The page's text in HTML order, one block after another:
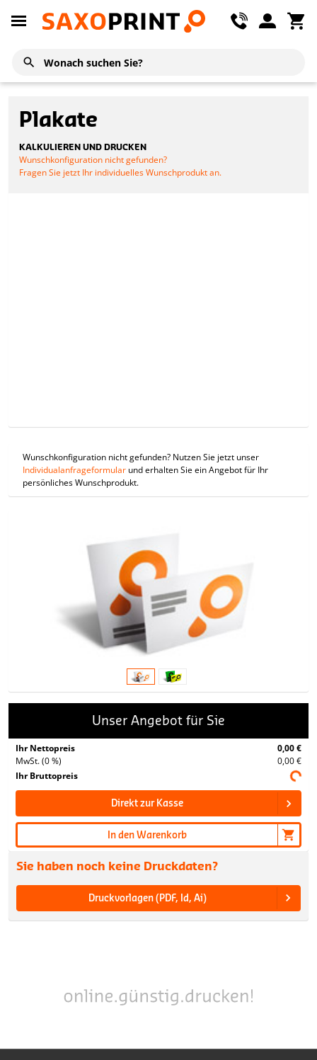
Plakate
KALKULIEREN UND DRUCKEN
Wunschkonfiguration nicht gefunden?
Fragen Sie jetzt Ihr individuelles Wunschprodukt an.
Wunschkonfiguration nicht gefunden? Nutzen Sie jetzt unser
Individualanfrageformular und erhalten Sie ein Angebot für Ihr
persönliches Wunschprodukt.
Unser Angebot für Sie
Ihr Nettopreis
0,00 €
MwSt. (0 %)
0,00 €
Ihr Bruttopreis
Direkt zur Kasse
In den Warenkorb
Sie haben noch keine Druckdaten?
Druckvorlagen (PDF, Id, Ai)